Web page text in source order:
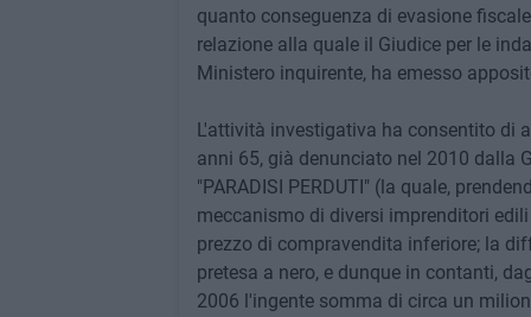
quanto conseguenza di evasione
relazione alla quale il Giudice per le
Ministero inquirente, ha emesso
L'attività investigativa ha consentito di
anni 65, già denunciato nel 2010 dalla
"PARADISI PERDUTI" (la quale,
meccanismo di diversi imprenditori
prezzo di compravendita inferiore; la
pretesa a nero, e dunque in contanti,
2006 l'ingente somma di circa un